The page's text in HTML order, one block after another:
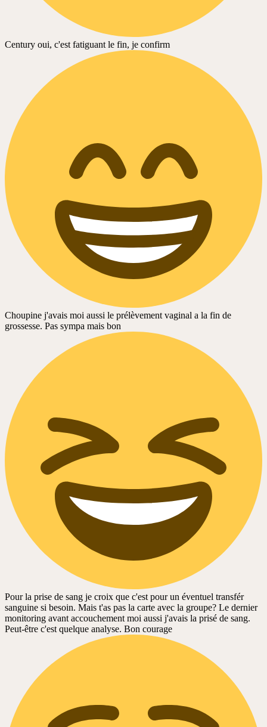
Century oui, c'est fatiguant le fin, je confirm
Choupine j'avais moi aussi le prélèvement vaginal a la fin de
grossesse. Pas sympa mais bon
Pour la prise de sang je croix que c'est pour un éventuel transfér
sanguine si besoin. Mais t'as pas la carte avec la groupe? Le dernier
monitoring avant accouchement moi aussi j'avais la prisé de sang.
Peut-être c'est quelque analyse. Bon courage